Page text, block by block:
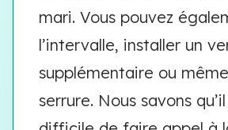
mari. Vous pouvez
l’intervalle, installer un
supplémentaire ou
serrure. Nous savons